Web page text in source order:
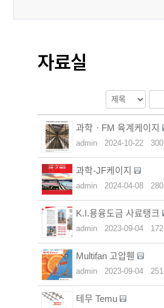
자료실
과학ㆍFM 육계케이지
admin 2024-10-22 300
과학-JF케이지
admin 2024-04-08 280
K.I.용융도금 사료탱크
admin 2023-09-04 172
Multifan 고압휀
admin 2023-09-04 251
테무 Temu